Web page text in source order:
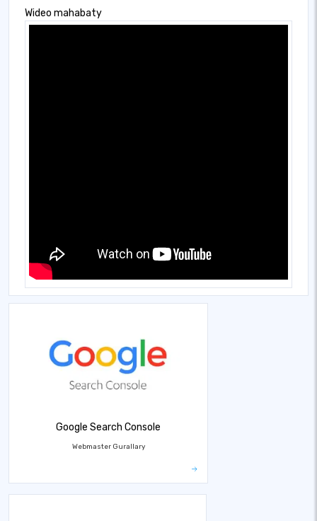
Wideo mahabaty
Google Search Console
Webmaster Gurallary